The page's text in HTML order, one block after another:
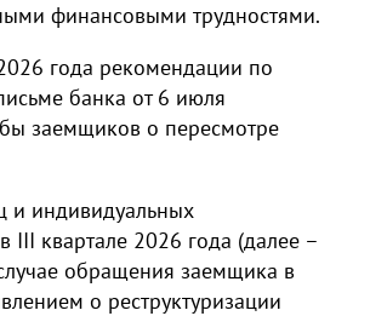
финансовыми трудностями.
года рекомендации по
банка от 6 июля
заемщиков о пересмотре
и индивидуальных
III квартале 2026 года (далее –
обращения заемщика в
о реструктуризации